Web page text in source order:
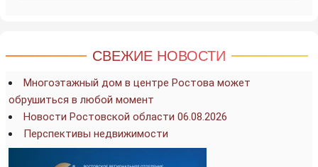
СВЕЖИЕ НОВОСТИ
Многоэтажный дом в центре Ростова может
обрушиться в любой момент
Новости Ростовской области 06.08.2026
Перспективы недвижимости